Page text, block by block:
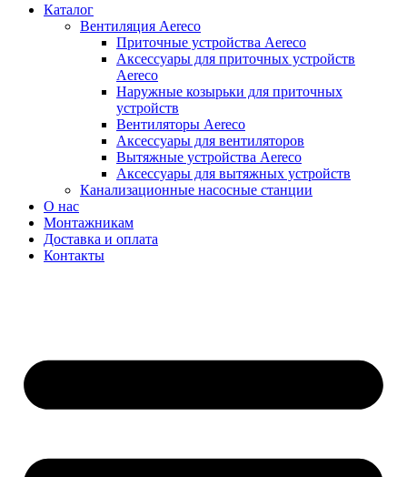
Каталог
Вентиляция Aereco
Приточные устройства Aereco
Аксессуары для приточных устройств
Aereco
Наружные козырьки для приточных
устройств
Вентиляторы Aereco
Аксессуары для вентиляторов
Вытяжные устройства Aereco
Аксессуары для вытяжных устройств
Канализационные насосные станции
О нас
Монтажникам
Доставка и оплата
Контакты